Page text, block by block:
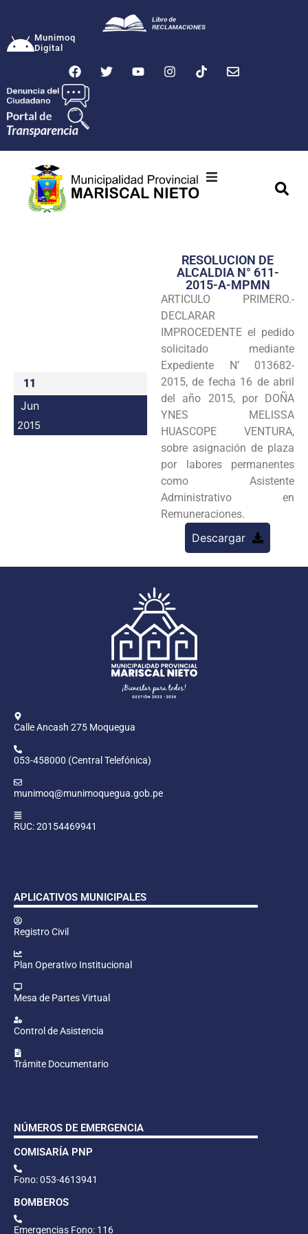
Munimoq
Digital
Transparencia
Seguridad
Programas
Intranet
11
Jun
2015
RESOLUCION DE
ALCALDIA N° 611-
2015-A-MPMN
ARTICULO PRIMERO.-
DECLARAR
IMPROCEDENTE el pedido
solicitado mediante
Expediente N’ 013682-
2015, de fecha 16 de abril
del año 2015, por DOÑA
YNES MELlSSA
HUASCOPE VENTURA,
sobre asignación de plaza
por labores permanentes
como Asistente
Administrativo en
Remuneraciones.
Descargar
Calle Ancash 275 Moquegua
053-458000 (Central Telefónica)
munimoq@munimoquegua.gob.pe
RUC: 20154469941
APLICATIVOS MUNICIPALES
Registro Civil
Plan Operativo Institucional
Mesa de Partes Virtual
Control de Asistencia
Trámite Documentario
NÚMEROS DE EMERGENCIA
COMISARÍA PNP
Fono: 053-4613941
BOMBEROS
Emergencias Fono: 116